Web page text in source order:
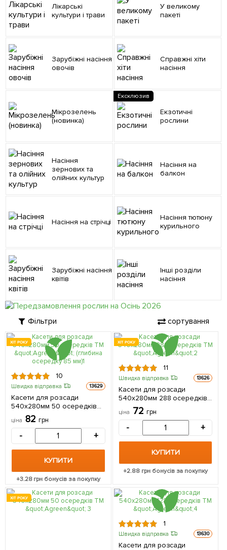
Лікарські
культури і трави
У великому
пакеті
Зарубіжні насіння
овочів
Справжні хіти
насіння
Мікрозелень
(новинка)
Ексклюзив
Екзотичні
рослини
Насіння
зернових та
олійних культур
Насіння на
балкон
Насіння на стрічці
Насіння тютюну
курильного
Зарубіжні насіння
квітів
Інші розділи
насіння
Фільтри сортування
ХІТ РОКУ
10
Швидка відправка 13629
Касети для розсади
540х280мм 50 осередків
ТМ "Agreen" (глибина
осередку 85 мм)
ціна 82 грн
- +
КУПИТИ
+3.28грн бонусів за покупку
ХІТ РОКУ
11
Швидка відправка 13626
Касети для розсади
540х280мм 288 осередків
ТМ "Agreen"
ціна 72 грн
- +
КУПИТИ
+2.88грн бонусів за покупку
ХІТ РОКУ
1
Швидка відправка 13630
Касети для розсади